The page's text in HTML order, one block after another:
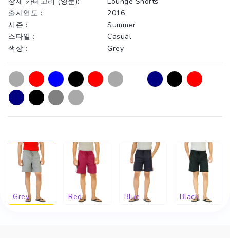
출시연도 :
2016
시즌 :
Summer
스타일 :
Casual
색상 :
Grey
Grey Red Blue Black